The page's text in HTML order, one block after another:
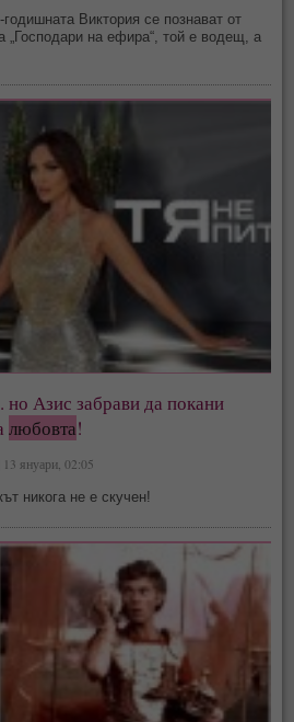
Виктория се познават от
„Господари на ефира“, той е водещ, а
Азис забрави да покани
любовта!
януари, 02:05
никога не е скучен!